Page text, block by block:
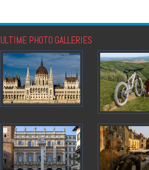
ULTIME PHOTO GALLERIES